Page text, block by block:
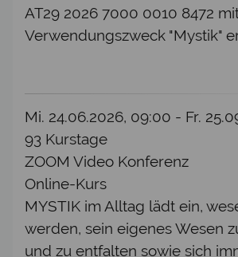
AT29 2026 7000 0010 8472
Verwendungszweck "Mystik"
Mi. 24.06.2026, 09:00 - Fr.
93 Kurstage
ZOOM Video Konferenz
Online-Kurs
MYSTIK im Alltag lädt ein,
werden, sein eigenes Wesen
und zu entfalten sowie sich